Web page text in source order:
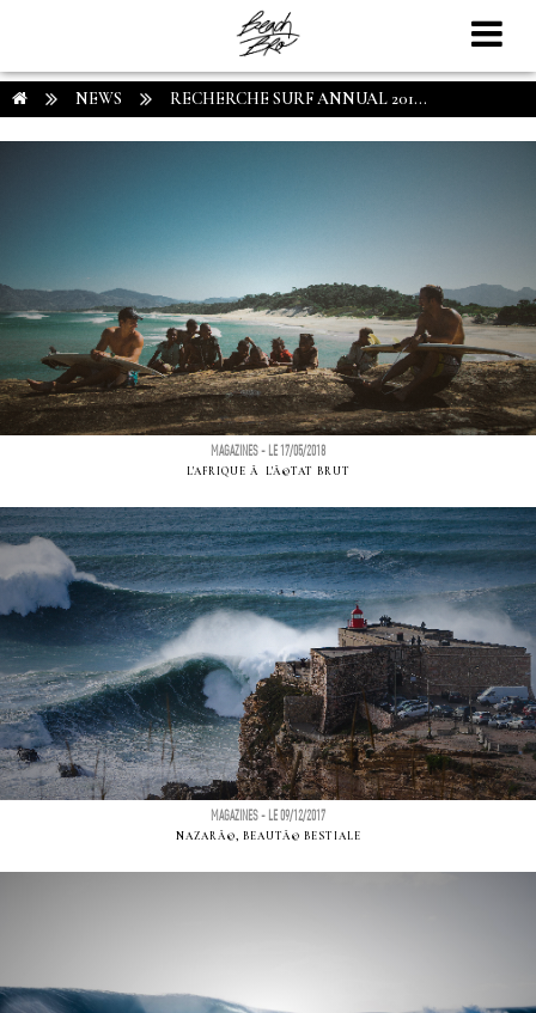
NEWS RECHERCHE SURF ANNUAL 201...
MAGAZINES - LE 17/05/2018
L'AFRIQUE Ã L'Ã©TAT BRUT
MAGAZINES - LE 09/12/2017
NAZARÃ©, BEAUTÃ© BESTIALE